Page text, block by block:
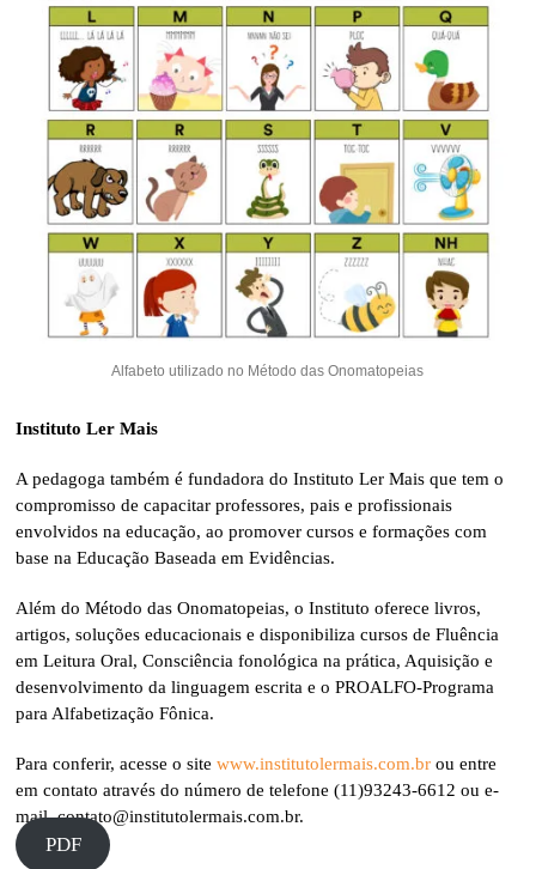
Alfabeto utilizado no Método das Onomatopeias
Instituto Ler Mais
A pedagoga também é fundadora do Instituto Ler Mais que tem o
compromisso de capacitar professores, pais e profissionais
envolvidos na educação, ao promover cursos e formações com
base na Educação Baseada em Evidências.
Além do Método das Onomatopeias, o Instituto oferece livros,
artigos, soluções educacionais e disponibiliza cursos de Fluência
em Leitura Oral, Consciência fonológica na prática, Aquisição e
desenvolvimento da linguagem escrita e o PROALFO-Programa
para Alfabetização Fônica.
Para conferir, acesse o sitewww.institutolermais.com.br ou entre
em contato através do número de telefone (11)93243-6612 ou e-
mail,contato@institutolermais.com.br.
PDF